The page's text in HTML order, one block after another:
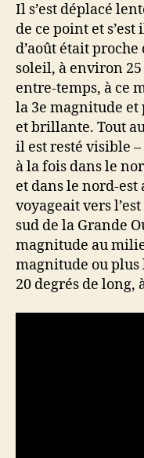
Il s’est déplacé
de ce point et
d’août était
soleil, à environ
entre-temps, à ce
la 3e magnitude
et brillante. Tout
il est resté visible
à la fois dans le
et dans le nord-est
voyageait vers
sud de la Grande
magnitude au
magnitude ou
20 degrés de long,